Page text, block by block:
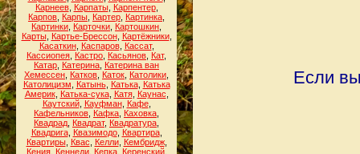
Карнеев, Карпаты, Карпентер,
Карпов Карпы Картер Картинка
Картинки Карточки Картошкин
Карты, Картье-Брессон, Картёжники,
Касаткин, Каспаров, Кассат,
Кассиопея Кастро Касьянов Кат,
Катар Катерина Катерина ван
Хемессен Катков Каток Католики
Католицизм
Катынь, Катька, Катька
Америк, Катька-сука, Катя, Каунас
Каутский, Кауфман, Кафе,
Кафельников Кафка Каховка
Квадрад Квадрат, Квадратура
Квадрига, Квазимодо, Квартира,
Квартиры, Квас Келли, Кембридж,
Кения, Кеннеди, Кепка, Керенский,
Если